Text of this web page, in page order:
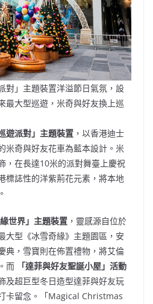
對」主題裝置洋溢節日氣氛，設
最大型巡遊，米奇與好友換上巡
遊派對」主題裝置 ，以香港迪士
米奇與好友花車為藍本設計。米
，在長達10米的派對舞臺上慶祝
標誌性的洋紫荊花元素，將本地
緣世界」主題裝置 ，靈感源自位於
大型《冰雪奇緣》主題園區，安
典，雪寶則在佈置禮物，將艾倫
而
「達菲與好友聖誕小屋」活動
及超巨型冬日造型達菲與好友玩
卡留念。「Magical Christmas